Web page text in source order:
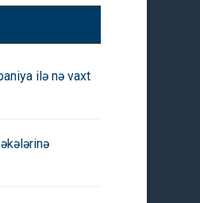
ilə nə vaxt